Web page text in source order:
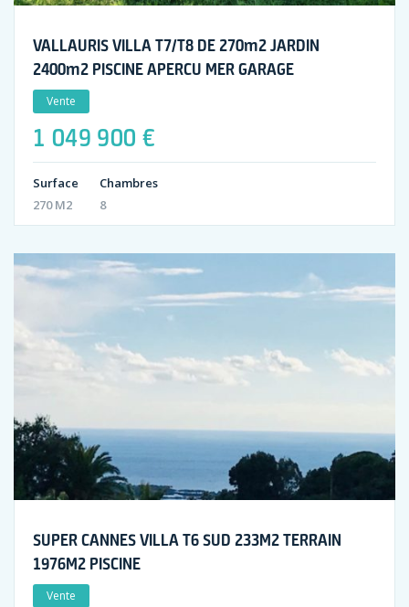
VALLAURIS VILLA T7/T8 DE 270m2 JARDIN
2400m2 PISCINE APERCU MER GARAGE
Vente
1 049 900 €
Surface
270 M2
Chambres
8
SUPER CANNES VILLA T6 SUD 233M2 TERRAIN
1976M2 PISCINE
Vente